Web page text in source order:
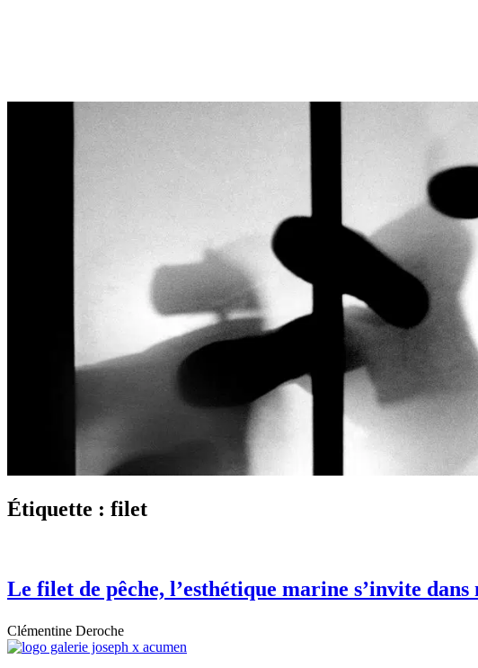
Étiquette : filet
Le filet de pêche, l’esthétique marine s’invite dans
Clémentine Deroche